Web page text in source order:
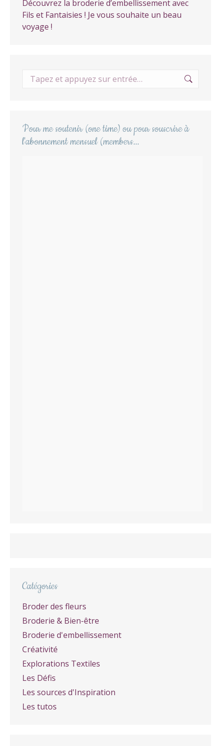
Découvrez la broderie d’embellissement avec
Fils et Fantaisies ! Je vous souhaite un beau
voyage !
Recherche
Pour me soutenir (one time) ou pour souscrire à
l'abonnement mensuel (members...
Catégories
Broder des fleurs
Broderie & Bien-être
Broderie d'embellissement
Créativité
Explorations Textiles
Les Défis
Les sources d'Inspiration
Les tutos